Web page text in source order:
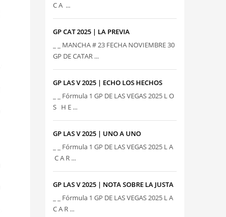
C A ...
GP CAT 2025 | LA PREVIA
_ _ MANCHA # 23 FECHA NOVIEMBRE 30
GP DE CATAR ...
GP LAS V 2025 | ECHO LOS HECHOS
_ _ Fórmula 1 GP DE LAS VEGAS 2025 L O
S H E ...
GP LAS V 2025 | UNO A UNO
_ _ Fórmula 1 GP DE LAS VEGAS 2025 L A
C A R ...
GP LAS V 2025 | NOTA SOBRE LA JUSTA
_ _ Fórmula 1 GP DE LAS VEGAS 2025 L A
C A R ...